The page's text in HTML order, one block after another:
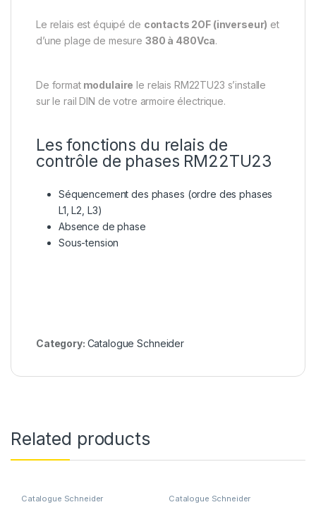
Le relais est équipé de contacts 2OF (inverseur) et
d’une plage de mesure 380 à 480Vca.
De formatmodulaire le relais RM22TU23 s’installe
sur le rail DIN de votre armoire électrique.
Les fonctions du relais de
contrôle de phases RM22TU23
Séquencement des phases (ordre des phases
L1, L2, L3)
Absence de phase
Sous-tension
Category: Catalogue Schneider
Related products
Catalogue Schneider Catalogue Schneider